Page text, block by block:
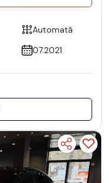
Automată
07.2021